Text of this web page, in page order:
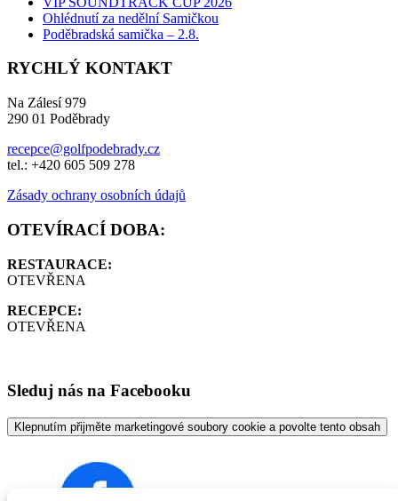
Ohlédnutí za nedělní Samičkou
Poděbradská samička – 2.8.
RYCHLÝ KONTAKT
Na Zálesí 979
290 01 Poděbrady
recepce@golfpodebrady.cz
tel.: +420 605 509 278
Zásady ochrany osobních údajů
OTEVÍRACÍ DOBA:
RESTAURACE:
OTEVŘENA
RECEPCE:
OTEVŘENA
Sleduj nás na Facebooku
Klepnutím přijměte marketingové soubory cookie a povolte tento obsah